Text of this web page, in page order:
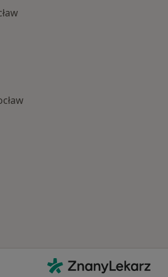
Kontakt
ZnanyLekarz - Strona główna